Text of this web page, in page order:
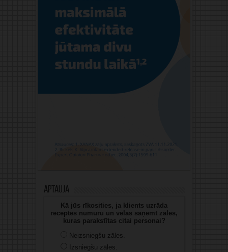
Aptauja
Kā jūs rīkosities, ja klients uzrāda
receptes numuru un vēlas saņemt zāles,
kuras parakstītas citai personai?
Neizsniegšu zāles.
Izsniegšu zāles.